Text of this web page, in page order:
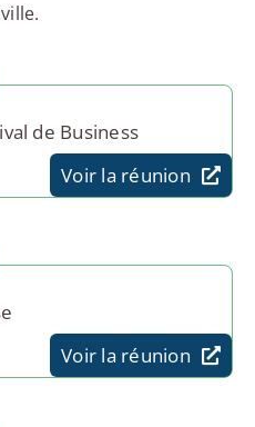
de Business
Voir la réunion
Voir la réunion